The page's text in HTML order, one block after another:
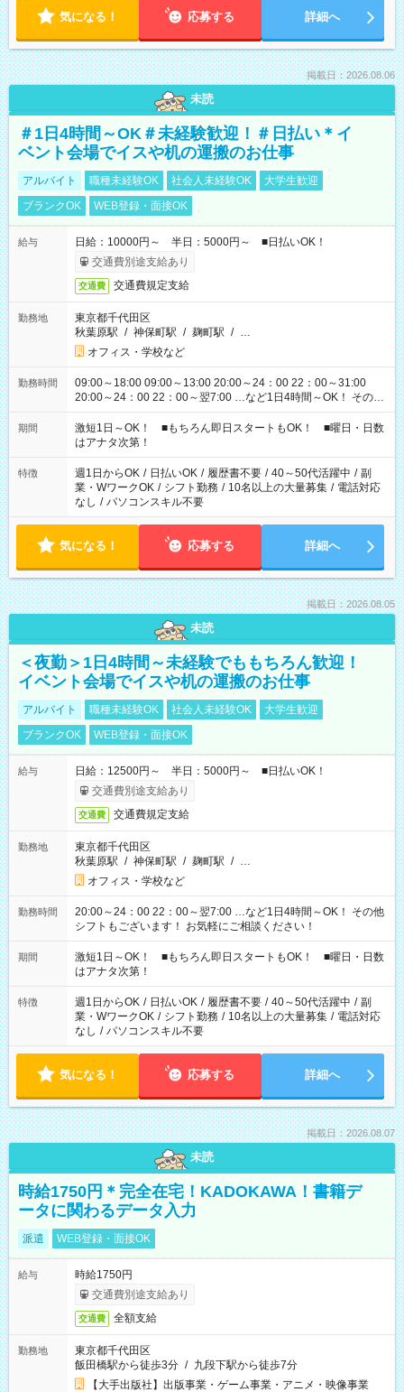
気になる！ 応募する 詳細へ
掲載日：2026.08.06
未読
＃1日4時間～OK＃未経験歓迎！＃日払い＊イ
ベント会場でイスや机の運搬のお仕事
アルバイト 職種未経験OK 社会人未経験OK
大学生歓迎
ブランクOK
WEB登録・面接OK
給与
日給：10000円～ 半日：5000円～ ■日払いOK！
交通費別途支給あり
交通費 交通費規定支給
勤務地
東京都千代田区
秋葉原駅 / 神保町駅 / 麹町駅 / …
オフィス・学校など
勤務時間
09:00～18:00 09:00～13:00 20:00～24：00 22：00～31:00
20:00～24：00 22：00～翌7:00 …など1日4時間～OK！ その他
シフトもございます！ お気軽にご相談ください！
期間
激短1日～OK！ ■もちろん即日スタートもOK！ ■曜日・日数
はアナタ次第！
特徴 週1日からOK / 日払いOK / 履歴書不要 / 40～50代活躍中 / 副
業・WワークOK / シフト勤務 / 10名以上の大量募集 / 電話対応
なし / パソコンスキル不要
気になる！ 応募する 詳細へ
掲載日：2026.08.05
未読
＜夜勤＞1日4時間～未経験でももちろん歓迎！
イベント会場でイスや机の運搬のお仕事
アルバイト 職種未経験OK 社会人未経験OK
大学生歓迎
ブランクOK
WEB登録・面接OK
給与
日給：12500円～ 半日：5000円～ ■日払いOK！
交通費別途支給あり
交通費 交通費規定支給
勤務地
東京都千代田区
秋葉原駅 / 神保町駅 / 麹町駅 / …
オフィス・学校など
勤務時間
20:00～24：00 22：00～翌7:00 …など1日4時間～OK！ その他
シフトもございます！ お気軽にご相談ください！
期間
激短1日～OK！ ■もちろん即日スタートもOK！ ■曜日・日数
はアナタ次第！
特徴 週1日からOK / 日払いOK / 履歴書不要 / 40～50代活躍中 / 副
業・WワークOK / シフト勤務 / 10名以上の大量募集 / 電話対応
なし / パソコンスキル不要
気になる！ 応募する 詳細へ
掲載日：2026.08.07
未読
時給1750円＊完全在宅！KADOKAWA！書籍デ
ータに関わるデータ入力
派遣 WEB登録・面接OK
給与
時給1750円
交通費別途支給あり
交通費 全額支給
勤務地
東京都千代田区
飯田橋駅から徒歩3分 / 九段下駅から徒歩7分
【大手出版社】出版事業・ゲーム事業・アニメ・映像事業